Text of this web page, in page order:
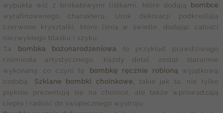
wypukła wić z brokatowymi listkami, które dodają
bombce
wyrafinowanego charakteru. Urok dekoracji podkreślają
czerwone kryształki, które lśnią w świetle, dodając całości
niezwykłego blasku i szyku.
Ta
bombka bożonarodzeniowa to przykład prawdziwego
rzemiosła artystycznego. Każdy detal został starannie
wykonany, co czyni tę
bombkę ręcznie robioną wyjątkową
ozdobą. Szklane bombki choinkowe, takie jak ta, nie tylko
pięknie prezentują się na choince, ale także wprowadzają
ciepło i radość do świątecznego wystroju.